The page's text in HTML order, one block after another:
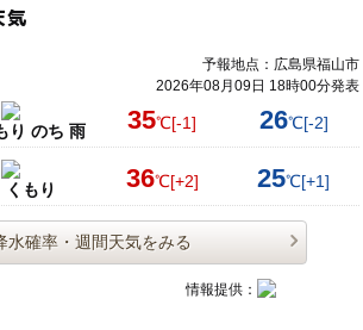
気
予報地点：広島県福山市
2026年08月09日 18時00分発表
り のち 雨 35℃[-1] 26℃[-2]
くもり 36℃[+2] 25℃[+1]
水確率・週間天気をみる
情報提供：